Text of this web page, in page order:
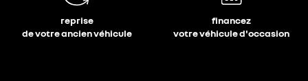
reprise
de votre ancien véhicule
financez
votre véhicule d'occasion